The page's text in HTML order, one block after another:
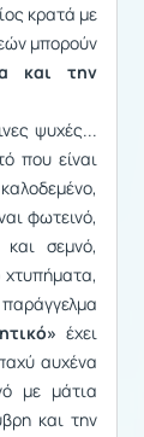
κρατά με
μπορούν
και την
ψυχές...
που είναι
φωτεινό,
σεμνό,
έχει
αυχένα
με μάτια
και την